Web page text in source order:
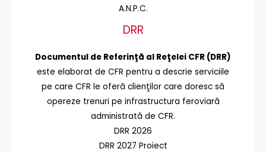
A.N.P.C.
DRR
Documentul de Referinţă al Reţelei CFR (DRR)
este elaborat de CFR pentru a descrie serviciile
pe care CFR le oferă clienţilor care doresc să
opereze trenuri pe infrastructura feroviară
administrată de CFR.
DRR 2026
DRR 2027 Proiect